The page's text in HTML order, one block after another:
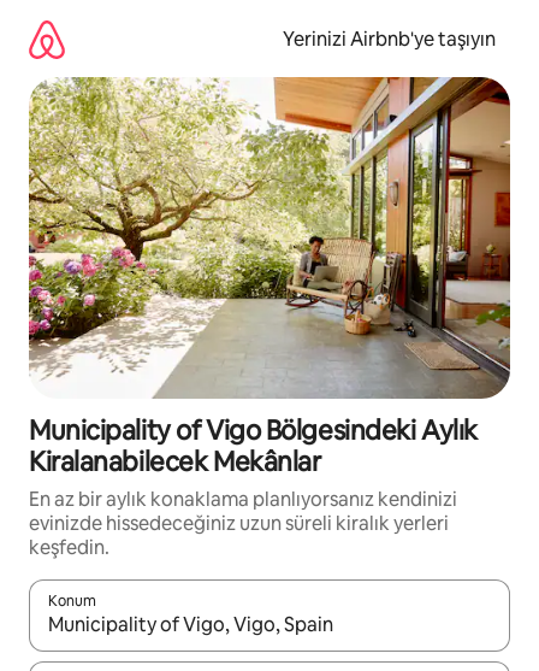
Yerinizi Airbnb'ye taşıyın
Municipality of Vigo Bölgesindeki Aylık
Kiralanabilecek Mekânlar
En az bir aylık konaklama planlıyorsanız kendinizi
evinizde hissedeceğiniz uzun süreli kiralık yerleri
keşfedin.
Konum
Sonuçlar kullanılabilir olduğunda yukarı ve aşağı oklarıyla